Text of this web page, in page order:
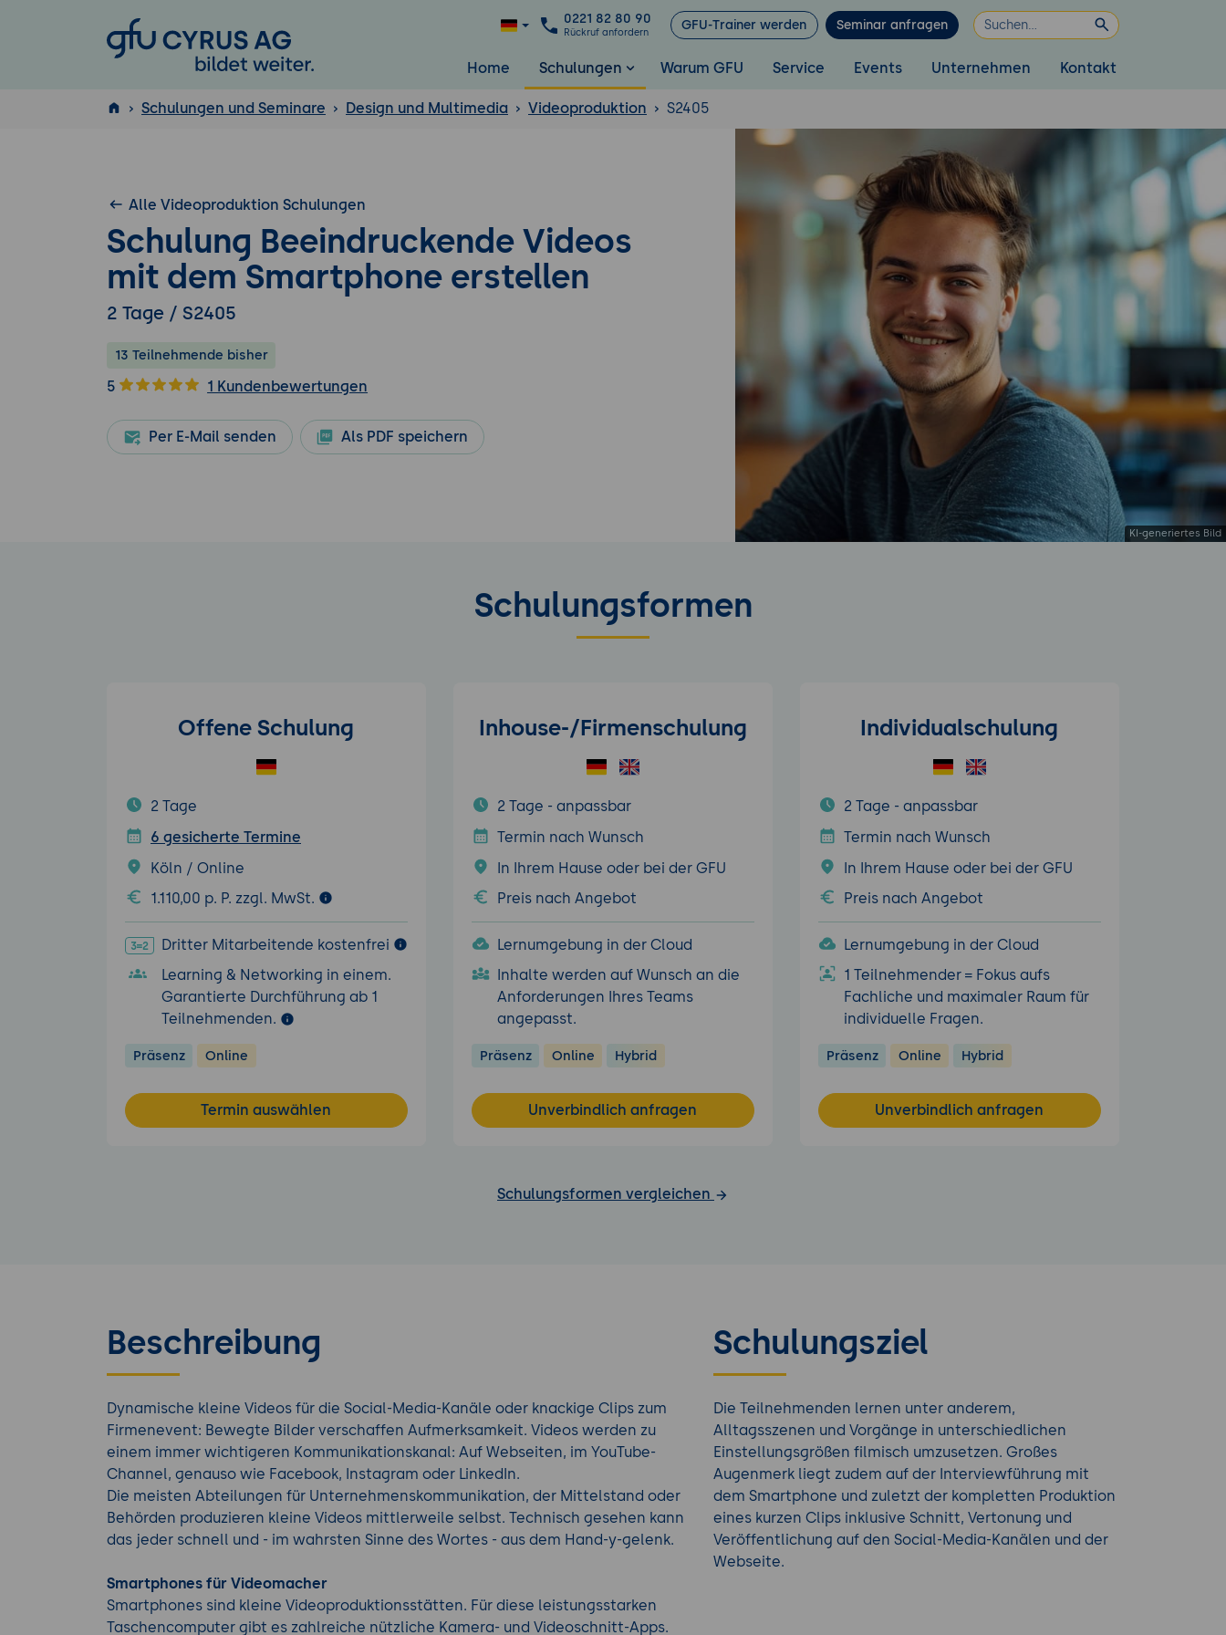
GFU Cyrus AG
0221 82 80 90
Rückruf anfordern GFU-Trainer werden Seminar anfragen
Home Schulungen Warum GFU Service Events Unternehmen Kontakt
ISTQB
Schulungen und Seminare Design und Multimedia Videoproduktion S2405
Alle Videoproduktion Schulungen
Schulung Beeindruckende Videos
mit dem Smartphone erstellen
2 Tage / S2405
13 Teilnehmende bisher
5 1 Kundenbewertungen
Per E-Mail senden Als PDF speichern
Schulungsformen
Offene Schulung
2 Tage
6 gesicherte Termine
Köln / Online
1.110,00 p. P. zzgl. MwSt.
Dritter Mitarbeitende kostenfrei
Learning & Networking in einem.
Garantierte Durchführung ab 1
Teilnehmenden.
Präsenz Online
Termin auswählen
Inhouse-/Firmenschulung
2 Tage - anpassbar
Termin nach Wunsch
In Ihrem Hause oder bei der GFU
Preis nach Angebot
Lernumgebung in der Cloud
Inhalte werden auf Wunsch an die
Anforderungen Ihres Teams
angepasst.
Präsenz Online Hybrid
Unverbindlich anfragen
Individualschulung
2 Tage - anpassbar
Termin nach Wunsch
In Ihrem Hause oder bei der GFU
Preis nach Angebot
Lernumgebung in der Cloud
1 Teilnehmender = Fokus aufs
Fachliche und maximaler Raum für
individuelle Fragen.
Präsenz Online Hybrid
Unverbindlich anfragen
Schulungsformen vergleichen
Beschreibung
Dynamische kleine Videos für die Social-Media-Kanäle oder knackige Clips zum
Firmenevent: Bewegte Bilder verschaffen Aufmerksamkeit. Videos werden zu
einem immer wichtigeren Kommunikationskanal: Auf Webseiten, im YouTube-
Channel, genauso wie Facebook, Instagram oder LinkedIn.
Die meisten Abteilungen für Unternehmenskommunikation, der Mittelstand oder
Behörden produzieren kleine Videos mittlerweile selbst. Technisch gesehen kann
das jeder schnell und - im wahrsten Sinne des Wortes - aus dem Hand-y-gelenk.
Smartphones für Videomacher
Smartphones sind kleine Videoproduktionsstätten. Für diese leistungsstarken
Taschencomputer gibt es zahlreiche nützliche Kamera- und Videoschnitt-Apps.
Schulungsziel
Die Teilnehmenden lernen unter anderem,
Alltagsszenen und Vorgänge in unterschiedlichen
Einstellungsgrößen filmisch umzusetzen. Großes
Augenmerk liegt zudem auf der Interviewführung mit
dem Smartphone und zuletzt der kompletten Produktion
eines kurzen Clips inklusive Schnitt, Vertonung und
Veröffentlichung auf den Social-Media-Kanälen und der
Webseite.